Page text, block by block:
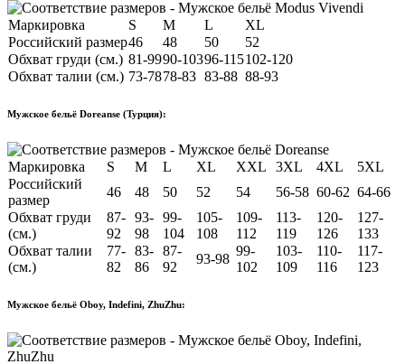
Маркировка S M L
XL
Российский размер46 48 50
52
Обхват груди (см.) 81-9990-10396-115102-120
Обхват талии (см.) 73-7878-83 83-88 88-93
Мужское бельё Doreanse (Турция):
Маркировка S M L XL XXL 3XL 4XL
5XL
Российский
размер
46 48 50 52 54 56-58 60-62 64-66
Обхват груди
(см.)
87-
92
93-
98
99-
104
105-
108
109-
112
113-
119
120-
126
127-
133
Обхват талии
(см.)
77-
82
83-
86
87-
92
93-98
99-
102
103-
109
110-
116
117-
123
Мужское бельё Oboy, Indefini, ZhuZhu: